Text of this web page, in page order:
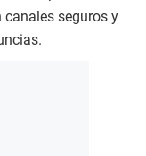
canales seguros y